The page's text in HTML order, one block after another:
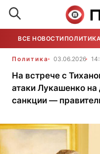
ВСЕ НОВОСТИ
Политика 03.06.2026
На встрече с
атаки Лукашенко
санкции —